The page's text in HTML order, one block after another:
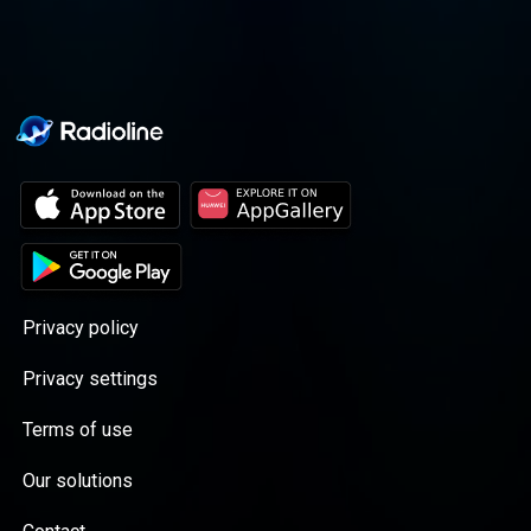
Privacy policy
Privacy settings
Terms of use
Our solutions